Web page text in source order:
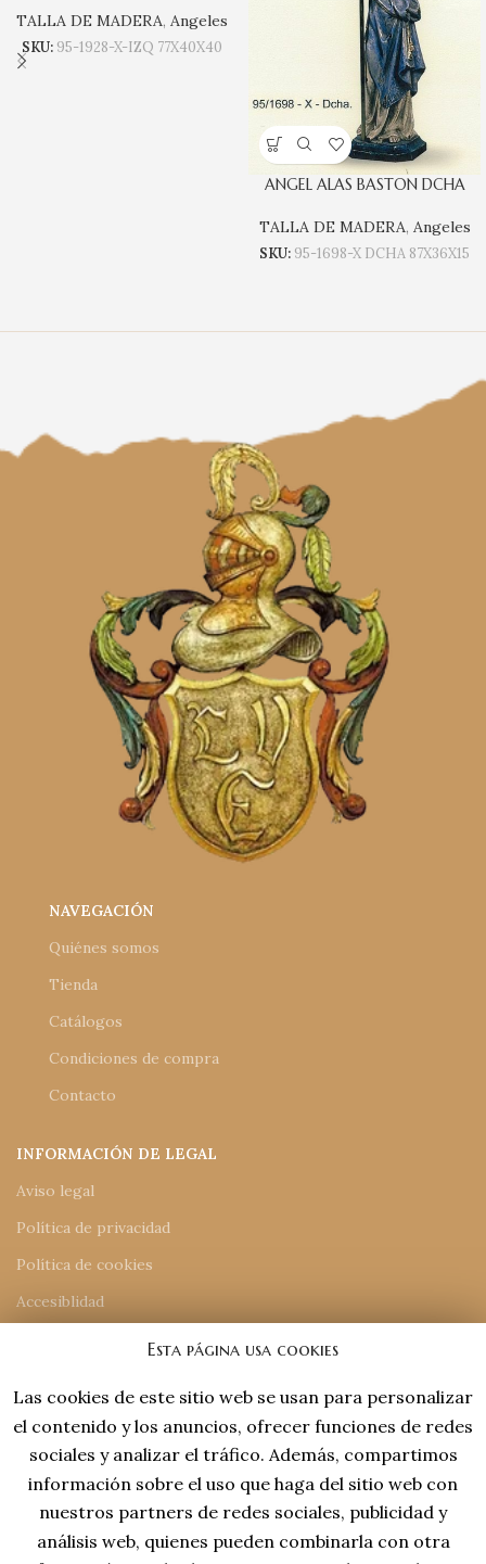
TALLA DE MADERA, Angeles
SKU: 95-1928-X-IZQ 77X40X40
ANGEL ALAS BASTON DCHA
TALLA DE MADERA, Angeles
SKU: 95-1698-X DCHA 87X36X15
NAVEGACIÓN
Quiénes somos
Tienda
Catálogos
Condiciones de compra
Contacto
INFORMACIÓN DE LEGAL
Aviso legal
Política de privacidad
Política de cookies
Accesiblidad
INFORMACIÓN DE CONTACTO
918 77 48 18
tiendaonline@laviejaespana.com
Tales de Mileto 15, Nave 13 (28806), Alcalá de Henares
Esta página usa cookies
Las cookies de este sitio web se usan para personalizar
el contenido y los anuncios, ofrecer funciones de redes
sociales y analizar el tráfico. Además, compartimos
información sobre el uso que haga del sitio web con
nuestros partners de redes sociales, publicidad y
análisis web, quienes pueden combinarla con otra